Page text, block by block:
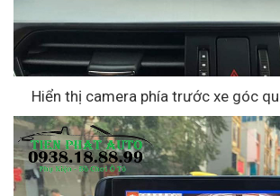
Hiển thị camera phía trước xe góc